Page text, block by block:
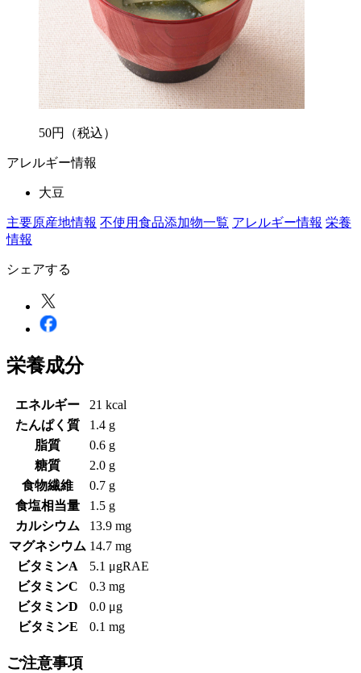
50円 （税込）
アレルギー情報
大豆
主要原産地情報 不使用食品添加物一覧 アレルギー情報 栄養
情報
シェアする
栄養成分
エネルギー
21 kcal
たんぱく質
1.4 g
脂質
0.6 g
糖質
2.0 g
食物繊維
0.7 g
食塩相当量
1.5 g
カルシウム
13.9 mg
マグネシウム 14.7 mg
ビタミンA
5.1 μgRAE
ビタミンC
0.3 mg
ビタミンD
0.0 μg
ビタミンE
0.1 mg
ご注意事項